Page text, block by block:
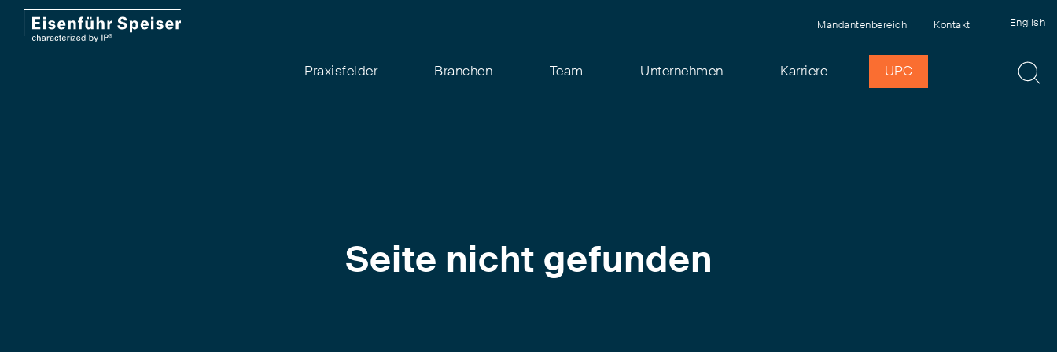
Mandantenbereich Kontakt English
Praxisfelder Branchen Team Unternehmen Karriere UPC
Seite nicht gefunden